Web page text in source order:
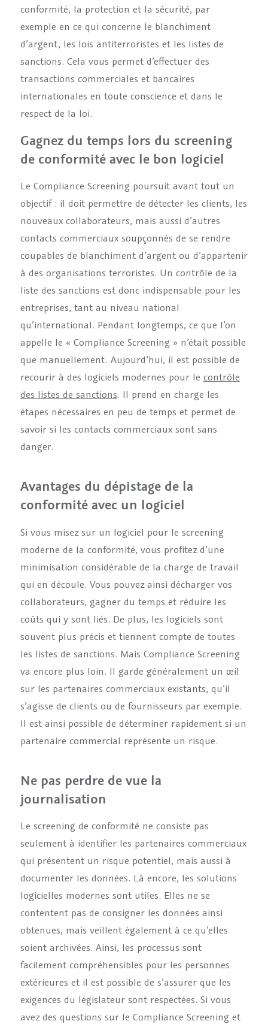
conformité, la protection et la sécurité, par
exemple en ce qui concerne le blanchiment
d’argent, les lois antiterroristes et les listes de
sanctions. Cela vous permet d’effectuer des
transactions commerciales et bancaires
internationales en toute conscience et dans le
respect de la loi.
Gagnez du temps lors du screening
de conformité avec le bon logiciel
Le Compliance Screening poursuit avant tout un
objectif : il doit permettre de détecter les clients, les
nouveaux collaborateurs, mais aussi d’autres
contacts commerciaux soupçonnés de se rendre
coupables de blanchiment d’argent ou d’appartenir
à des organisations terroristes. Un contrôle de la
liste des sanctions est donc indispensable pour les
entreprises, tant au niveau national
qu’international. Pendant longtemps, ce que l’on
appelle le « Compliance Screening » n’était possible
que manuellement. Aujourd’hui, il est possible de
recourir à des logiciels modernes pour le contrôle
des listes de sanctions. Il prend en charge les
étapes nécessaires en peu de temps et permet de
savoir si les contacts commerciaux sont sans
danger.
Avantages du dépistage de la
conformité avec un logiciel
Si vous misez sur un logiciel pour le screening
moderne de la conformité, vous profitez d’une
minimisation considérable de la charge de travail
qui en découle. Vous pouvez ainsi décharger vos
collaborateurs, gagner du temps et réduire les
coûts qui y sont liés. De plus, les logiciels sont
souvent plus précis et tiennent compte de toutes
les listes de sanctions. Mais Compliance Screening
va encore plus loin. Il garde généralement un œil
sur les partenaires commerciaux existants, qu’il
s’agisse de clients ou de fournisseurs par exemple.
Il est ainsi possible de déterminer rapidement si un
partenaire commercial représente un risque.
Ne pas perdre de vue la
journalisation
Le screening de conformité ne consiste pas
seulement à identifier les partenaires commerciaux
qui présentent un risque potentiel, mais aussi à
documenter les données. Là encore, les solutions
logicielles modernes sont utiles. Elles ne se
contentent pas de consigner les données ainsi
obtenues, mais veillent également à ce qu’elles
soient archivées. Ainsi, les processus sont
facilement compréhensibles pour les personnes
extérieures et il est possible de s’assurer que les
exigences du législateur sont respectées. Si vous
avez des questions sur le Compliance Screening et